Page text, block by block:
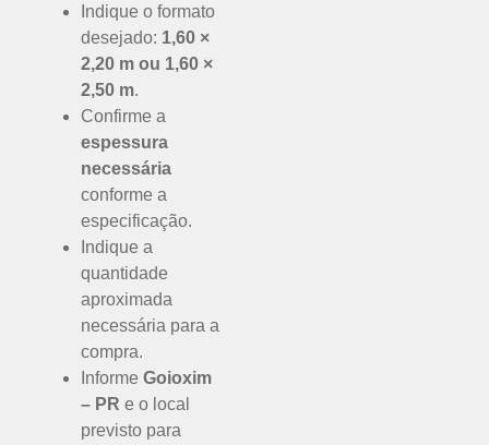
Indique o formato
desejado: 1,60 ×
2,20 m ou 1,60 ×
2,50 m.
Confirme a
espessura
necessária
conforme a
especificação.
Indique a
quantidade
aproximada
necessária para a
compra.
Informe Goioxim
– PR e o local
previsto para